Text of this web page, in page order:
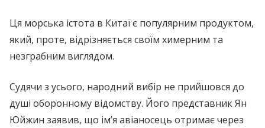
Ця морська істота в Китаї є популярним продуктом,
який, проте, відрізняється своїм химерним та
незграбним виглядом.
Судячи з усього, народний вибір не прийшовся до
душі оборонному відомству. Його представник Ян
Юйжин заявив, що ім’я авіаносець отримає через